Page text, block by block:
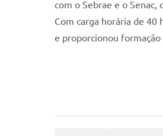
com o Sebrae e o Senac,
Com carga horária de 40
e proporcionou